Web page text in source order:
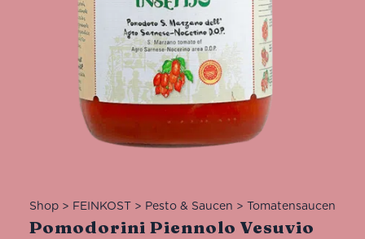
Shop> FEINKOST> Pesto & Saucen > Tomatensaucen
Pomodorini Piennolo Vesuvio